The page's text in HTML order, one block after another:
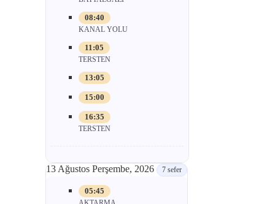
08:40
KANAL YOLU
11:05
TERSTEN
13:05
15:00
16:35
TERSTEN
13 Ağustos Perşembe, 2026 7 sefer
05:45